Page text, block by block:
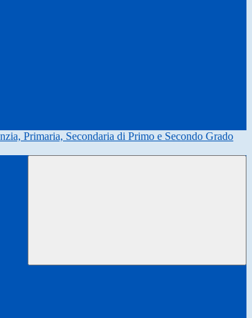
Primaria, Secondaria di Primo e Secondo Grado